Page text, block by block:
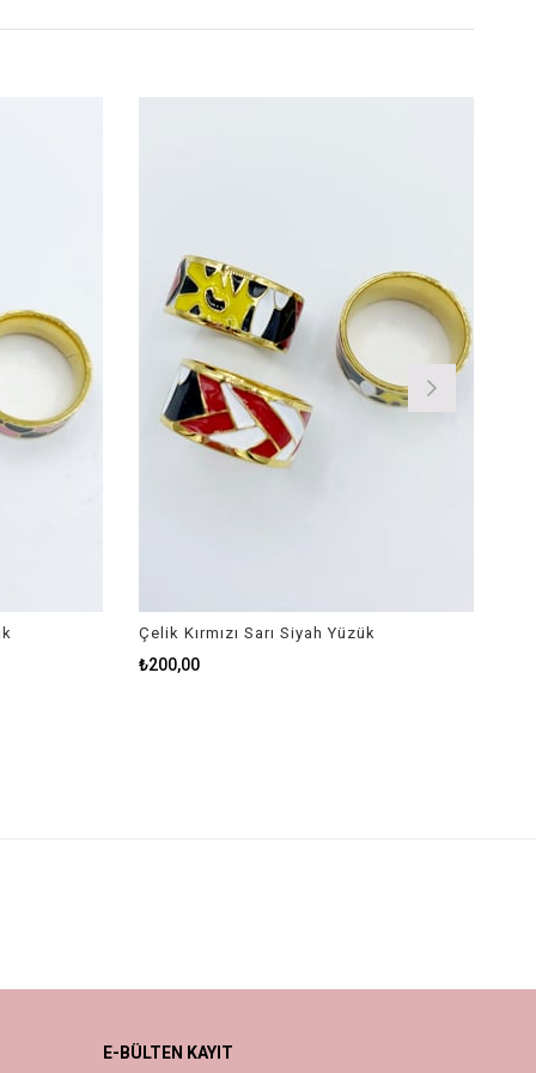
Çelik Kırmızı Sarı Siyah Yüzük
₺200,00
E-BÜLTEN KAYIT